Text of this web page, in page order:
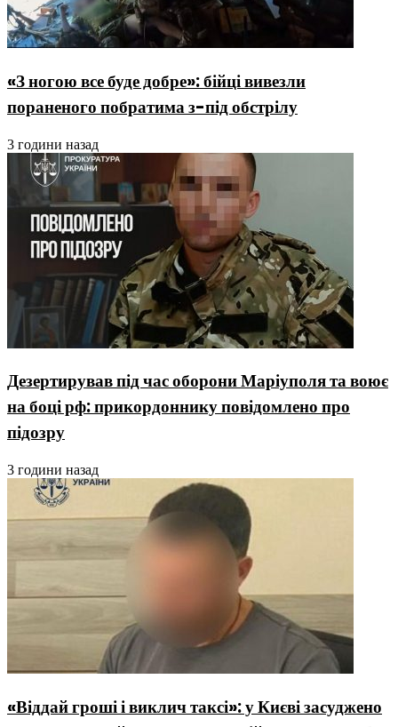
«З ногою все буде добре»: бійці вивезли
пораненого побратима з-під обстрілу
3 години назад
Дезертирував під час оборони Маріуполя та воює
на боці рф: прикордоннику повідомлено про
підозру
3 години назад
«Віддай гроші і виклич таксі»: у Києві засуджено